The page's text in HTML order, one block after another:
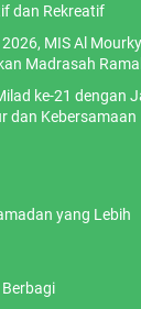
dan Rekreatif
MIS Al Mourky
Madrasah
ke-21 dengan
dan Kebersamaan
yang Lebih